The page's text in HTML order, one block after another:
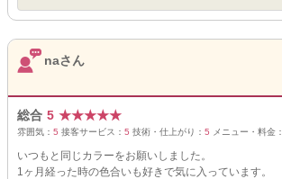
naさん
総合 5 ★★★★★
雰囲気： 5 接客サービス： 5 技術・仕上がり： 5 メニュー・料金：
いつもと同じカラーをお願いしました。
1ヶ月経った時の色合いも好きで気に入っています。